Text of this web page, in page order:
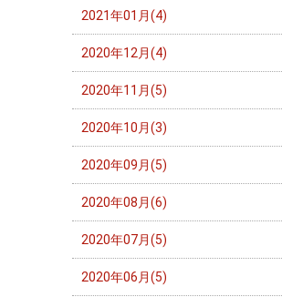
2021年01月(4)
2020年12月(4)
2020年11月(5)
2020年10月(3)
2020年09月(5)
2020年08月(6)
2020年07月(5)
2020年06月(5)